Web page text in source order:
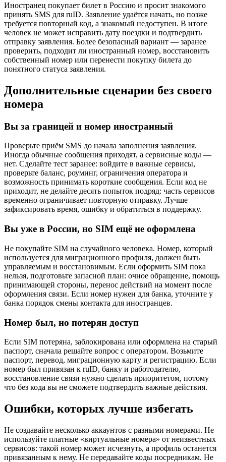
Иностранец покупает билет в Россию и просит знакомого
принять SMS для ruID. Заявление удаётся начать, но позже
требуется повторный код, а знакомый недоступен. В итоге
человек не может исправить дату поездки и подтвердить
отправку заявления. Более безопасный вариант — заранее
проверить, подходит ли иностранный номер, восстановить
собственный номер или перенести покупку билета до
понятного статуса заявления.
Дополнительные сценарии без своего
номера
Вы за границей и номер иностранный
Проверьте приём SMS до начала заполнения заявления.
Иногда обычные сообщения приходят, а сервисные коды —
нет. Сделайте тест заранее: войдите в важные сервисы,
проверьте баланс, роуминг, ограничения оператора и
возможность принимать короткие сообщения. Если код не
приходит, не делайте десять попыток подряд: часть сервисов
временно ограничивает повторную отправку. Лучше
зафиксировать время, ошибку и обратиться в поддержку.
Вы уже в России, но SIM ещё не оформлена
Не покупайте SIM на случайного человека. Номер, который
используется для миграционного профиля, должен быть
управляемым и восстановимым. Если оформить SIM пока
нельзя, подготовьте запасной план: очное обращение, помощь
принимающей стороны, перенос действий на момент после
оформления связи. Если номер нужен для банка, уточните у
банка порядок смены контакта для иностранцев.
Номер был, но потерян доступ
Если SIM потеряна, заблокирована или оформлена на старый
паспорт, сначала решайте вопрос с оператором. Возьмите
паспорт, перевод, миграционную карту и регистрацию. Если
номер был привязан к ruID, банку и работодателю,
восстановление связи нужно сделать приоритетом, потому
что без кода вы не сможете подтвердить важные действия.
Ошибки, которых лучше избегать
Не создавайте несколько аккаунтов с разными номерами. Не
используйте платные «виртуальные номера» от неизвестных
сервисов: такой номер может исчезнуть, а профиль останется
привязанным к нему. Не передавайте коды посредникам. Не